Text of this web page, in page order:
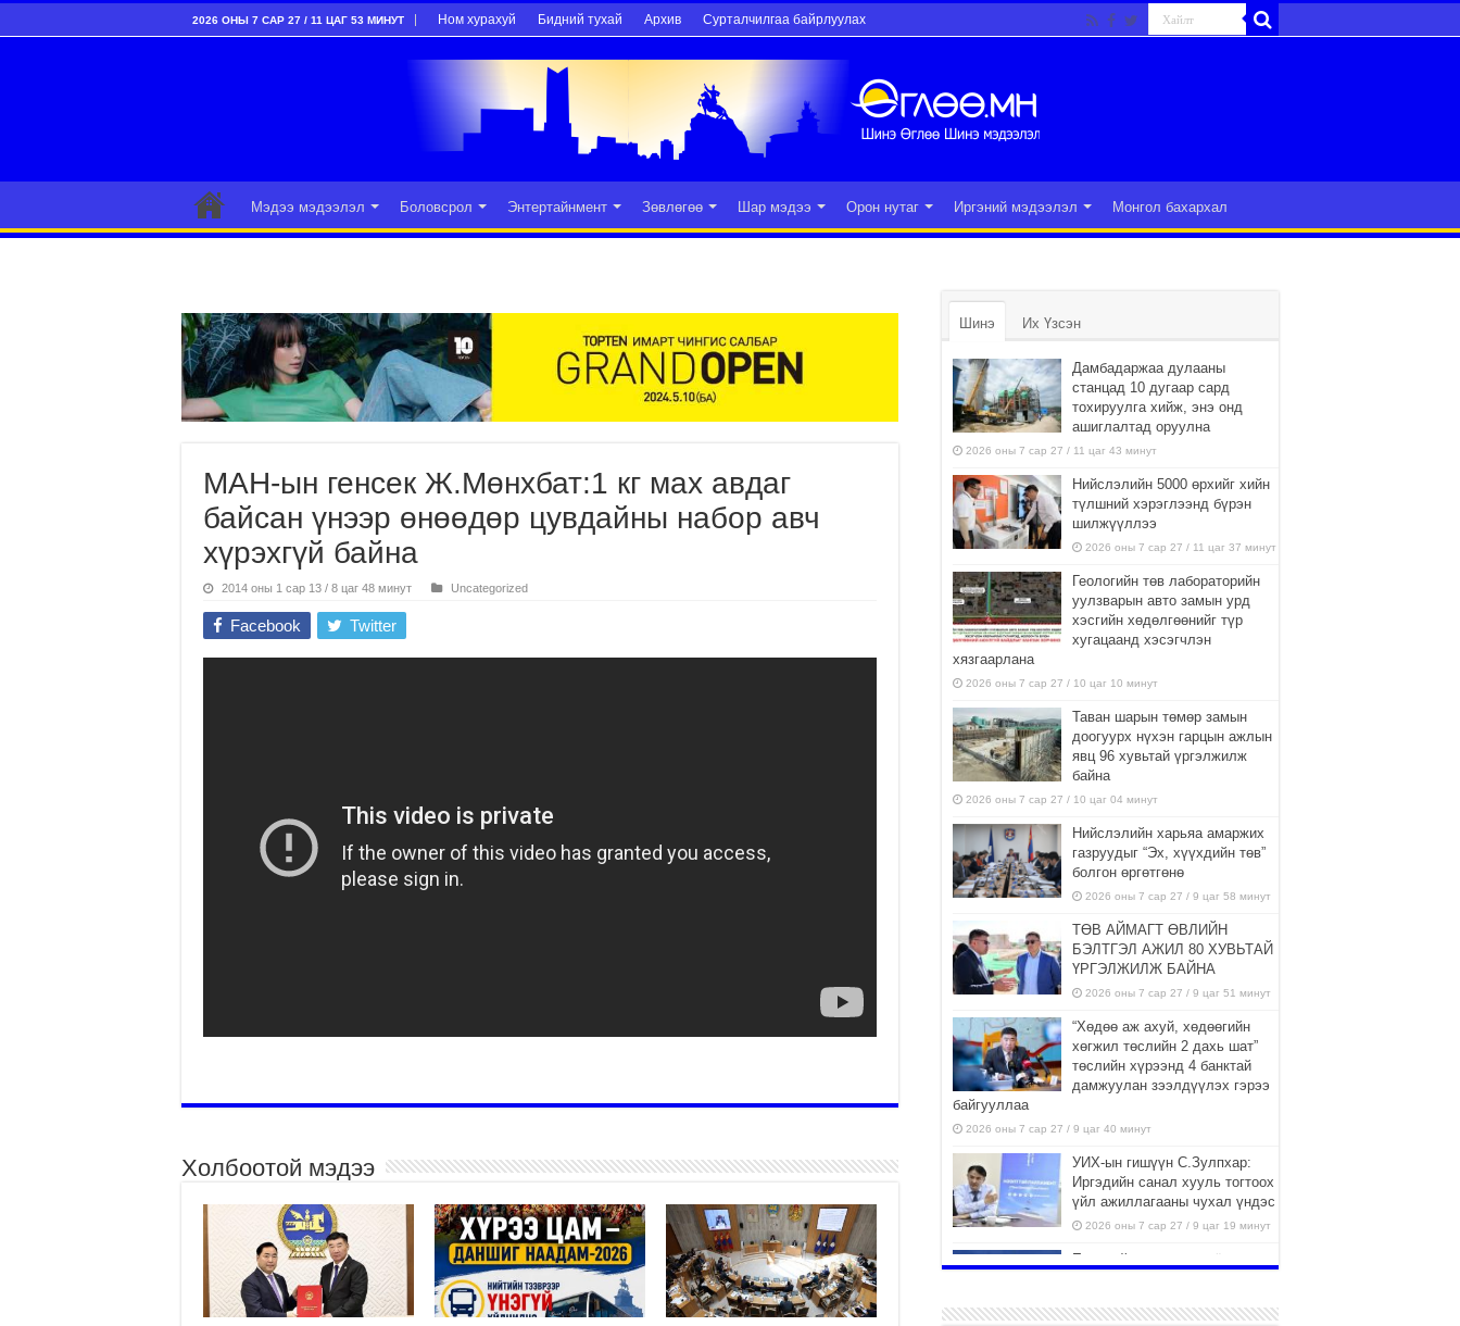
2026 ОНЫ 7 САР 27 / 11 ЦАГ 53 МИНУТ Ном хурахуй Бидний тухай Архив Сурталчилгаа байрлуулах
Мэдээ мэдээлэл Боловсрол Энтертайнмент Зөвлөгөө Шар мэдээ Орон нутаг Иргэний мэдээлэл Монгол бахархал
МАН-ын генсек Ж.Мөнхбат:1 кг мах авдаг
байсан үнээр өнөөдөр цувдайны набор авч
хүрэхгүй байна
2014 оны 1 сар 13 / 8 цаг 48 минут Uncategorized
Facebook Twitter
Холбоотой мэдээ
Шинэ Их Үзсэн
Дамбадаржаа дулааны
станцад 10 дугаар сард
тохируулга хийж, энэ онд
ашиглалтад оруулна
2026 оны 7 сар 27 / 11 цаг 43 минут
Нийслэлийн 5000 өрхийг хийн
түлшний хэрэглээнд бүрэн
шилжүүллээ
2026 оны 7 сар 27 / 11 цаг 37 минут
Геологийн төв лабораторийн
уулзварын авто замын урд
хэсгийн хөдөлгөөнийг түр
хугацаанд хэсэгчлэн
хязгаарлана
2026 оны 7 сар 27 / 10 цаг 10 минут
Таван шарын төмөр замын
доогуурх нүхэн гарцын ажлын
явц 96 хувьтай үргэлжилж
байна
2026 оны 7 сар 27 / 10 цаг 04 минут
Нийслэлийн харьяа амаржих
газруудыг “Эх, хүүхдийн төв”
болгон өргөтгөнө
2026 оны 7 сар 27 / 9 цаг 58 минут
ТӨВ АЙМАГТ ӨВЛИЙН
БЭЛТГЭЛ АЖИЛ 80 ХУВЬТАЙ
ҮРГЭЛЖИЛЖ БАЙНА
2026 оны 7 сар 27 / 9 цаг 51 минут
“Хөдөө аж ахуй, хөдөөгийн
хөгжил төслийн 2 дахь шат”
төслийн хүрээнд 4 банктай
дамжуулан зээлдүүлэх гэрээ
байгууллаа
2026 оны 7 сар 27 / 9 цаг 40 минут
УИХ-ын гишүүн С.Зулпхар:
Иргэдийн санал хууль тогтоох
үйл ажиллагааны чухал үндэс
2026 оны 7 сар 27 / 9 цаг 19 минут
Ерөнхий хяналтын хоёр
2026 оны 7 сар 27 / 9 цаг 13 минут